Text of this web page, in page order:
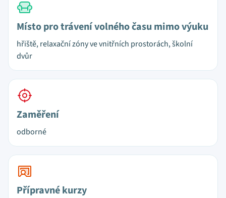
Místo pro trávení volného času mimo výuku
hřiště, relaxační zóny ve vnitřních prostorách, školní
dvůr
Zaměření
odborné
Přípravné kurzy